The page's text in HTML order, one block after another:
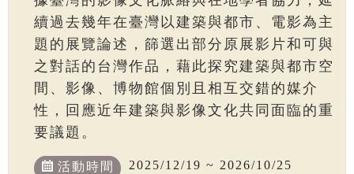
續過去幾年在臺灣以建築與都市、電影為主
題的展覽論述，篩選出部分原展影片和可與
之對話的台灣作品，藉此探究建築與都市空
間、影像、博物館個別且相互交錯的媒介
性，回應近年建築與影像文化共同面臨的重
要議題。
活動時間 2025/12/19 ~ 2026/10/25